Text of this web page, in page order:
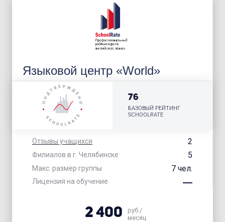
Языковой центр «World»
Отзывы учащихся 2
Филиалов в г. Челябинске 5
Макс. размер группы 7 чел.
Лицензия на обучение
76
БАЗОВЫЙ РЕЙТИНГ
SCHOOLRATE
2 400
руб./
месяц